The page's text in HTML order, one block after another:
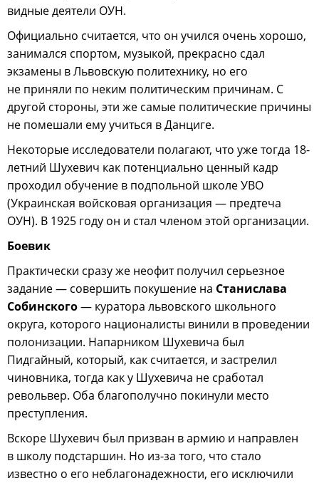
видные деятели ОУН.
Официально считается, что он учился очень хорошо,
занимался спортом, музыкой, прекрасно сдал
экзамены в Львовскую политехнику, но его
не приняли по неким политическим причинам. С
другой стороны, эти же самые политические причины
не помешали ему учиться в Данциге.
Некоторые исследователи полагают, что уже тогда 18-
летний Шухевич как потенциально ценный кадр
проходил обучение в подпольной школе УВО
(Украинская войсковая организация — предтеча
ОУН). В 1925 году он и стал членом этой организации.
Боевик
Практически сразу же неофит получил серьезное
задание — совершить покушение на Станислава
Собинского— куратора львовского школьного
округа, которого националисты винили в проведении
полонизации. Напарником Шухевича был
Пидгайный, который, как считается, и застрелил
чиновника, тогда как у Шухевича не сработал
револьвер. Оба благополучно покинули место
преступления.
Вскоре Шухевич был призван в армию и направлен
в школу подстаршин. Но из-за того, что стало
известно о его неблагонадежности, его исключили